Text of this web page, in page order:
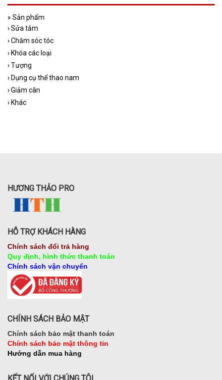
» Sản phẩm
›Sửa tắm
›Chăm sóc tóc
› Khóa các loại
›Tượng
› Dụng cụ thể thao nam
›Giảm cân
› Khác
HƯƠNG THẢO PRO
HỖ TRỢ KHÁCH HÀNG
Chính sách đổi trả hàng
Quy định, hình thức thanh toán
Chính sách vận chuyển
CHÍNH SÁCH BẢO MẬT
Chính sách bảo mật thanh toán
Chính sách bảo mật thông tin
Hướng dẫn mua hàng